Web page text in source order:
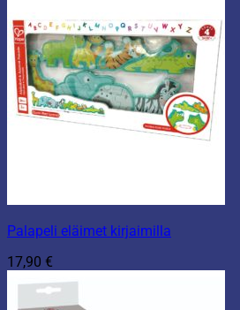
Palapeli eläimet kirjaimilla
17,90 €